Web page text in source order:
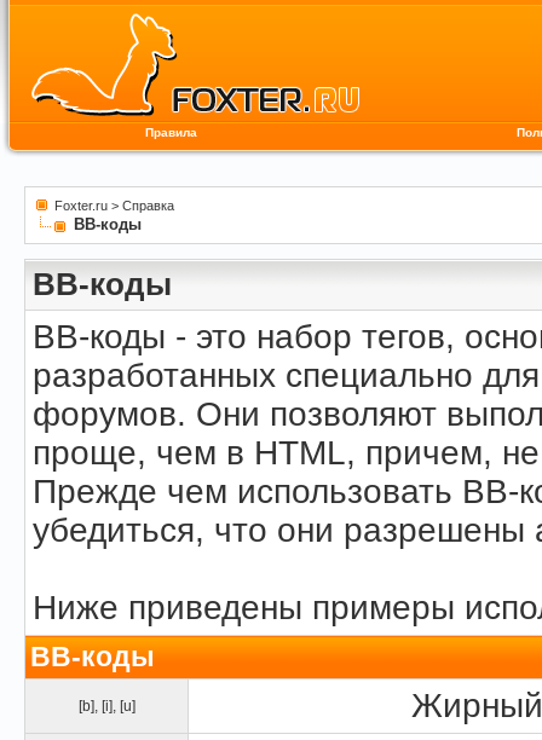
Правила
Foxter.ru > Справка
BB-коды
BB-коды
BB-коды - это набор тегов,
разработанных специально
форумов. Они позволяют
проще, чем в HTML, причем,
Прежде чем использовать
убедиться, что они разрешены
Ниже приведены примеры
BB-коды
[b], [i], [u]
Жирный